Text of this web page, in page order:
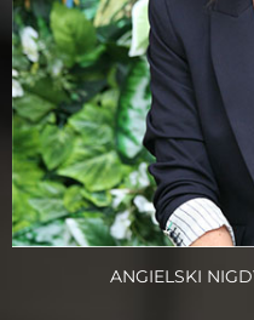
ANGIELSKI